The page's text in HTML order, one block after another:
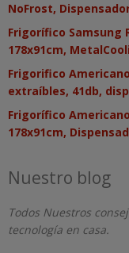
NoFrost,
Frigorífico Samsung
178x91cm,
Frigorifico Americano
extraíbles, 41db,
Frigorífico Americano
178x91cm,
Nuestro blog
Todos Nuestros
tecnología en casa.